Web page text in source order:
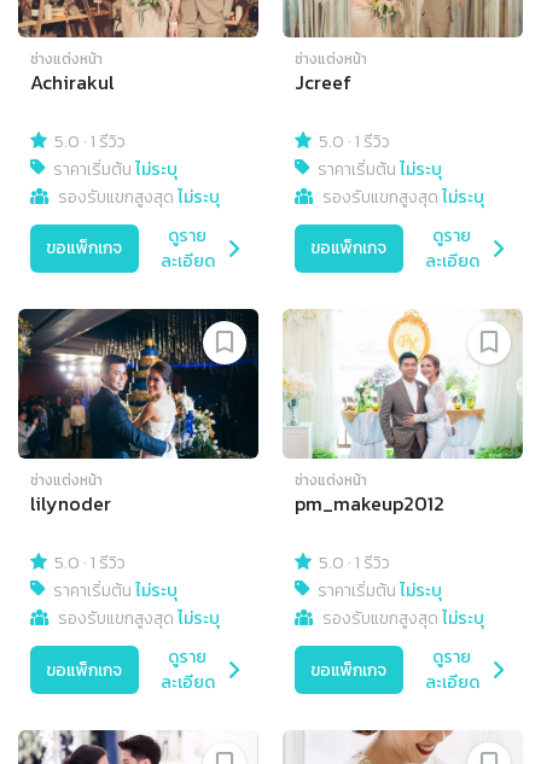
ช่างแต่งหน้า
Achirakul
5.0 ·1 รีวิว
ราคาเริ่มต้นไม่ระบุ
รองรับแขกสูงสุดไม่ระบุ
ขอแพ็กเกจ
ดูราย
ละเอียด
ช่างแต่งหน้า
Jcreef
5.0 ·1 รีวิว
ราคาเริ่มต้นไม่ระบุ
รองรับแขกสูงสุดไม่ระบุ
ขอแพ็กเกจ
ดูราย
ละเอียด
ช่างแต่งหน้า
lilynoder
5.0 ·1 รีวิว
ราคาเริ่มต้นไม่ระบุ
รองรับแขกสูงสุดไม่ระบุ
ขอแพ็กเกจ
ดูราย
ละเอียด
ช่างแต่งหน้า
pm_makeup2012
5.0 ·1 รีวิว
ราคาเริ่มต้นไม่ระบุ
รองรับแขกสูงสุดไม่ระบุ
ขอแพ็กเกจ
ดูราย
ละเอียด